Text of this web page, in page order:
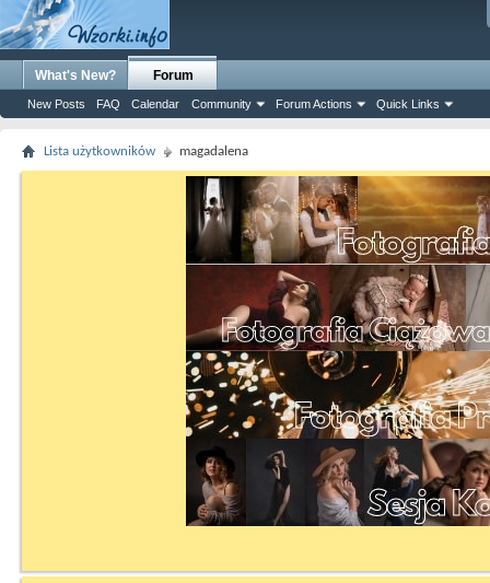
What's New? Forum
New Posts FAQ Calendar Community Forum Actions Quick Links
Lista użytkowników magadalena